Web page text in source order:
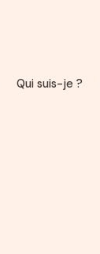
Qui suis-je ?